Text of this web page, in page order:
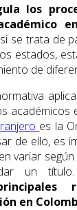
los
se trata de
estados,
de
académicos
es la
de ello, es
variar
un título.
en